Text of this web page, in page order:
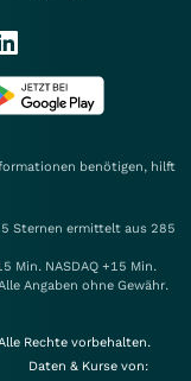
benötigen, hilft
Sternen ermittelt aus 285
Min. NASDAQ +15 Min.
Angaben ohne Gewähr.
Rechte vorbehalten.
Daten & Kurse von: